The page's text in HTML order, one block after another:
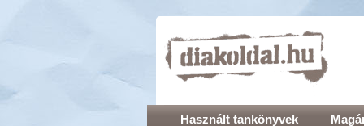
Használt tankönyvek